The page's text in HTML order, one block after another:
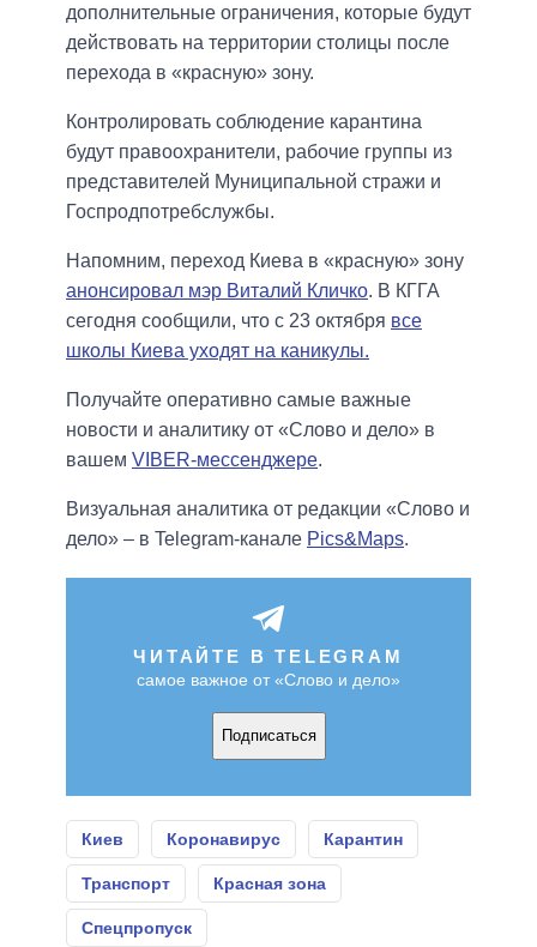
дополнительные ограничения, которые будут
действовать на территории столицы после
перехода в «красную» зону.
Контролировать соблюдение карантина
будут правоохранители, рабочие группы из
представителей Муниципальной стражи и
Госпродпотребслужбы.
Напомним, переход Киева в «красную» зону
анонсировал мэр Виталий Кличко. В КГГА
сегодня сообщили, что с 23 октября все
школы Киева уходят на каникулы.
Получайте оперативно самые важные
новости и аналитику от «Слово и дело» в
вашем VIBER-мессенджере.
Визуальная аналитика от редакции «Слово и
дело» – в Telegram-канале Pics&Maps.
ЧИТАЙТЕ В TELEGRAM
самое важное от «Слово и дело»
Подписаться
Киев Коронавирус Карантин
Транспорт Красная зона
Спецпропуск